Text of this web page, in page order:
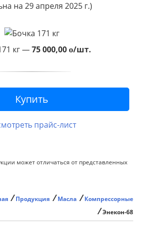
на 29 апреля 2025 г.)
кг —75 000,00 o/шт.
прайс-лист
может отличаться от представленных
⁄ Продукция ⁄ Масла ⁄ Компрессорные
⁄ Энекон-68